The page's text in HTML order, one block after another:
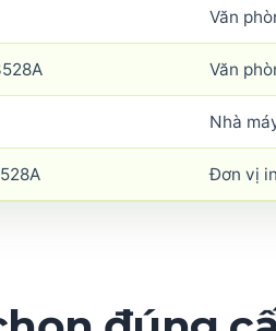
Văn
Văn
Nhà
Đơn vị